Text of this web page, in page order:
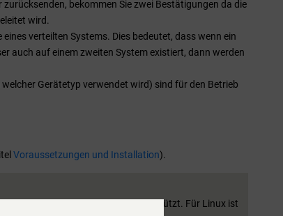
bekommen Sie zwei Bestätigungen da die
wird.
verteilten Systems. Dies bedeutet, dass wenn ein
auch auf einem zweiten System existiert, dann werden
Gerätetyp verwendet wird) sind für den Betrieb
Voraussetzungen und Installation).
Treiber nur unter Windows unterstützt. Für Linux ist